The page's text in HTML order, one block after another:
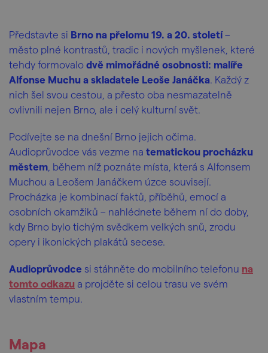
Představte si Brno na přelomu 19. a 20. století–
město plné kontrastů, tradic i nových myšlenek, které
tehdy formovalo dvě mimořádné osobnosti: malíře
Alfonse Muchu a skladatele Leoše Janáčka. Každý z
nich šel svou cestou, a přesto oba nesmazatelně
ovlivnili nejen Brno, ale i celý kulturní svět.
Podívejte se na dnešní Brno jejich očima.
Audioprůvodce vás vezme na tematickou procházku
městem , během níž poznáte místa, která s Alfonsem
Muchou a Leošem Janáčkem úzce souvisejí.
Procházka je kombinací faktů, příběhů, emocí a
osobních okamžiků – nahlédnete během ní do doby,
kdy Brno bylo tichým svědkem velkých snů, zrodu
opery i ikonických plakátů secese.
Audioprůvodce si stáhněte do mobilního telefonu na
tomto odkazu a projděte si celou trasu ve svém
vlastním tempu.
Mapa